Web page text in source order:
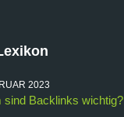
2023
sind Backlinks wichtig?